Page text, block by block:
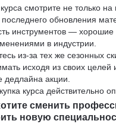
смотрите не только на
последнего обновления
инструментов —
в индустрии.
из-за тех же сезонных
исходя из своих целей
дедлайна акции.
курса действительно
сменить
новую